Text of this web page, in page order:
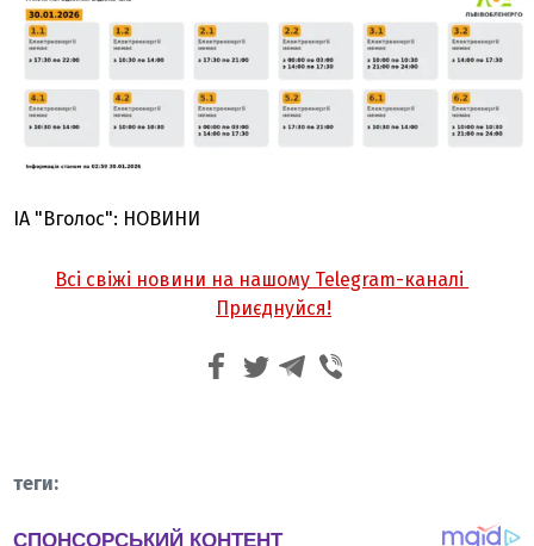
ІА "Вголос": НОВИНИ
Всі свіжі новини на нашому Telegram-каналі
Приєднуйся!